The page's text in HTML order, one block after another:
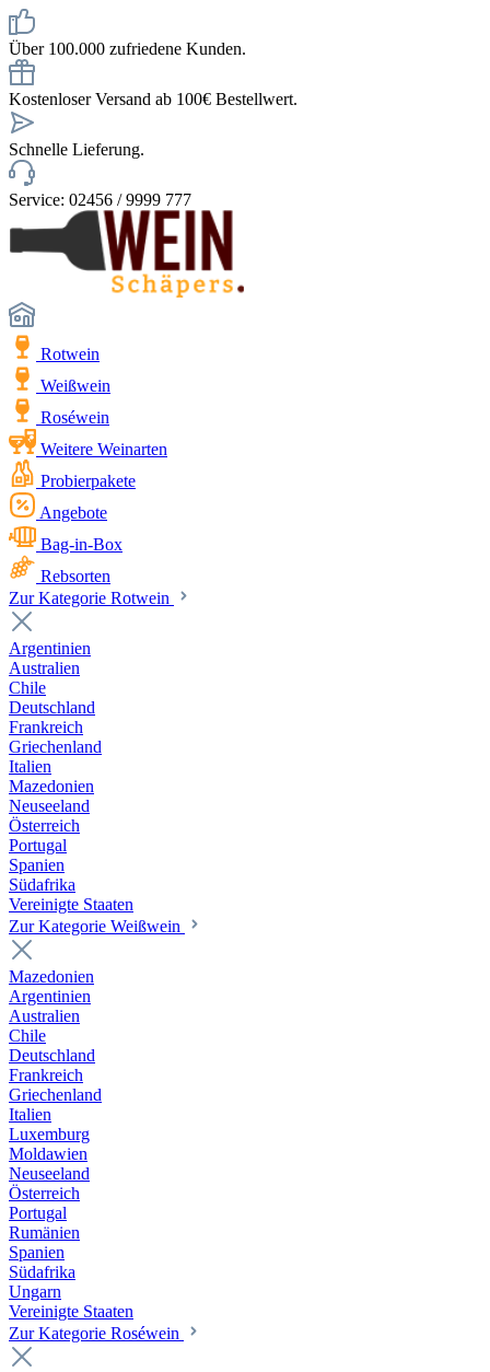
Über 100.000 zufriedene Kunden.
Kostenloser Versand ab 100€ Bestellwert.
Schnelle Lieferung.
Service: 02456 / 9999 777
Rotwein
Weißwein
Roséwein
Weitere Weinarten
Probierpakete
Angebote
Bag-in-Box
Rebsorten
Zur Kategorie Rotwein
Argentinien
Australien
Chile
Deutschland
Frankreich
Griechenland
Italien
Mazedonien
Neuseeland
Österreich
Portugal
Spanien
Südafrika
Vereinigte Staaten
Zur Kategorie Weißwein
Mazedonien
Argentinien
Australien
Chile
Deutschland
Frankreich
Griechenland
Italien
Luxemburg
Moldawien
Neuseeland
Österreich
Portugal
Rumänien
Spanien
Südafrika
Ungarn
Vereinigte Staaten
Zur Kategorie Roséwein